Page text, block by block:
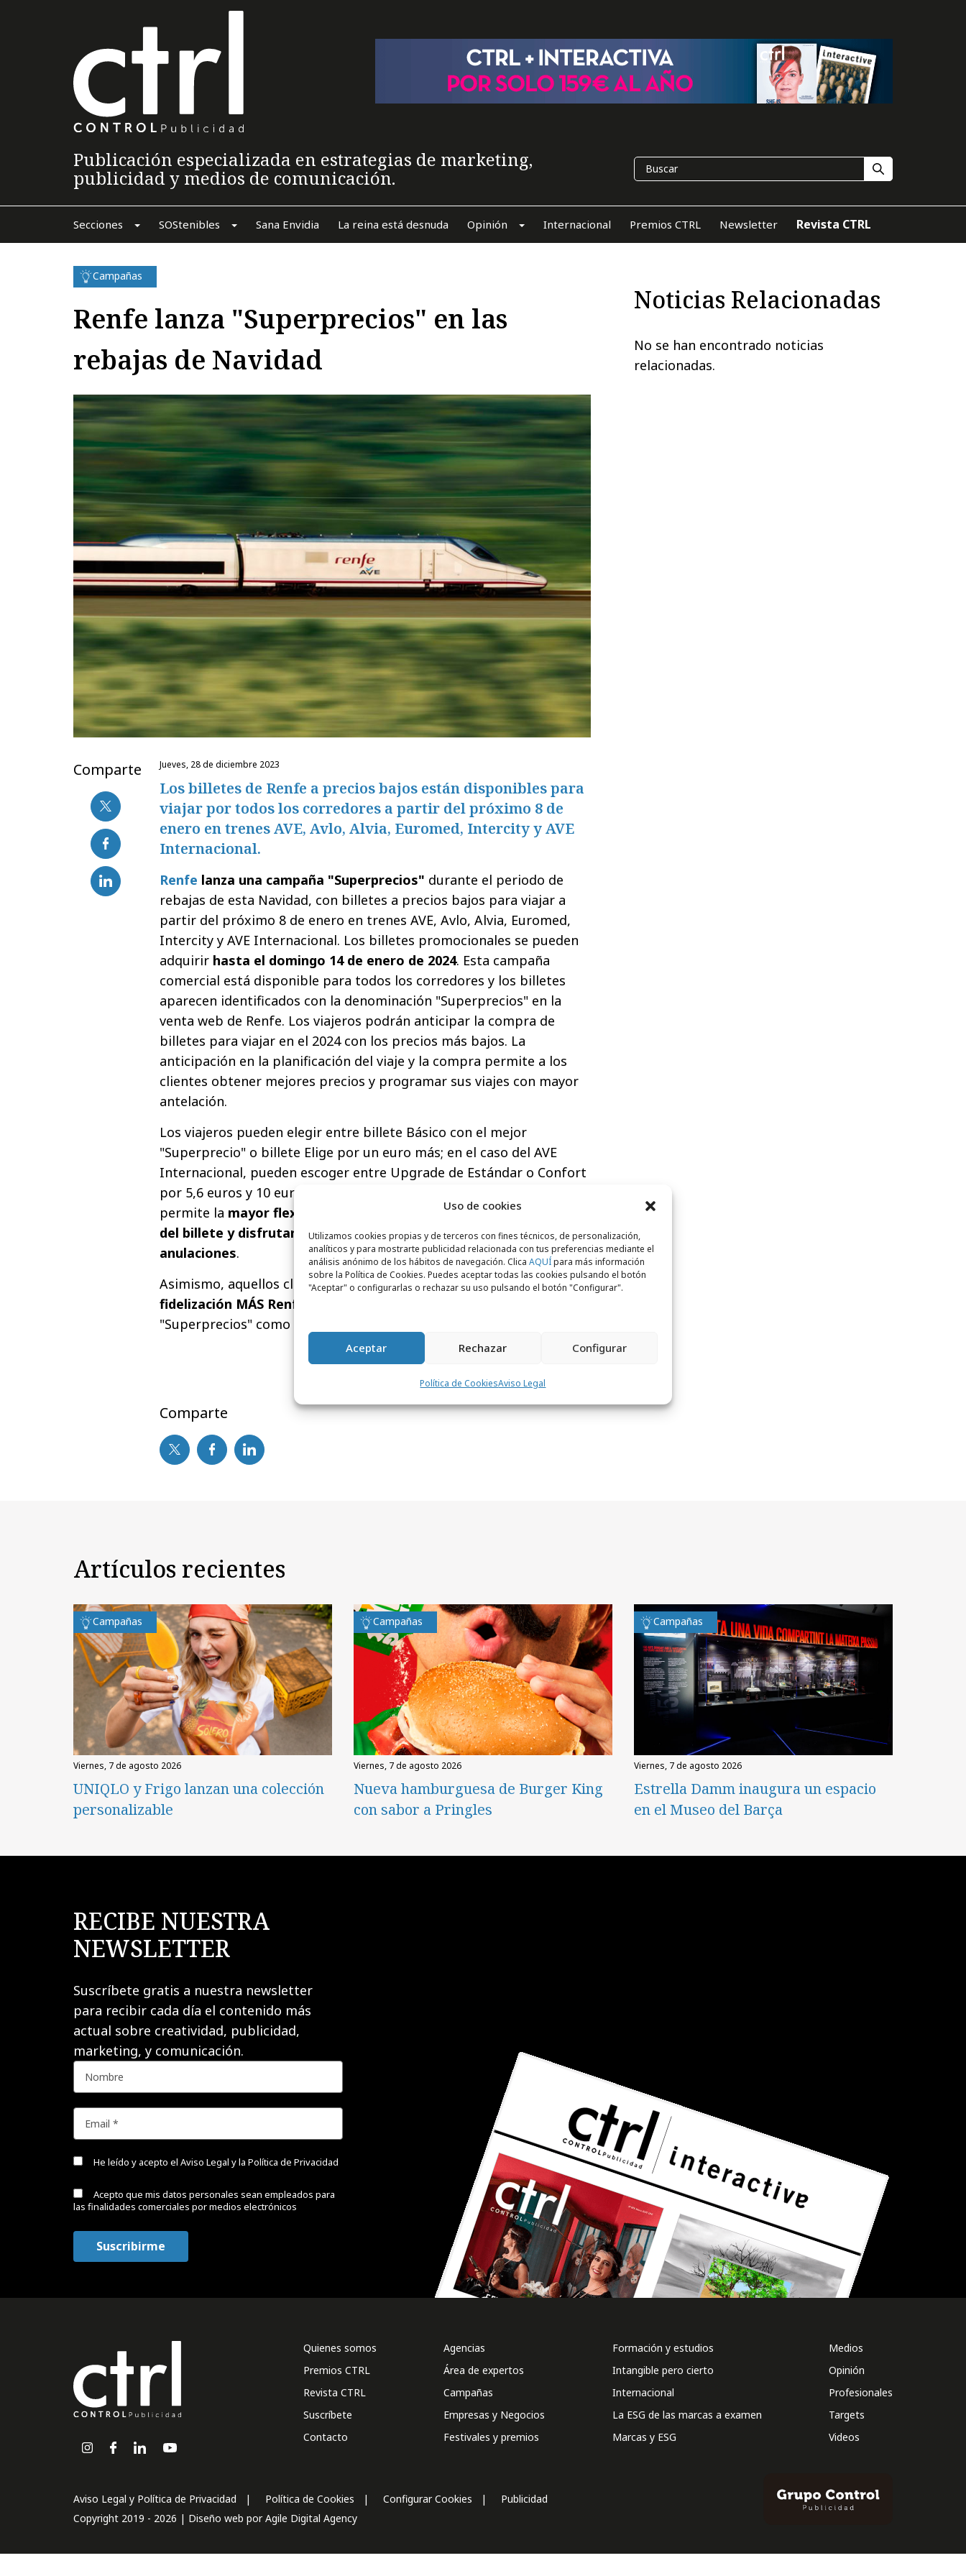
Uso de cookies
Utilizamos cookies propias y de terceros con fines técnicos, de personalización,
analíticos y para mostrarte publicidad relacionada con tus preferencias mediante el
análisis anónimo de los hábitos de navegación. Clica AQUÍpara más información
sobre la Política de Cookies. Puedes aceptar todas las cookies pulsando el botón
"Aceptar" o configurarlas o rechazar su uso pulsando el botón "Configurar".
Aceptar Rechazar Configurar
Política de CookiesAviso Legal
Publicación especializada en estrategias de marketing,
publicidad y medios de comunicación.
Secciones SOStenibles Sana Envidia La reina está desnuda Opinión Internacional Premios CTRL Newsletter Revista CTRL
Campañas
Renfe lanza "Superprecios" en las
rebajas de Navidad
Comparte jueves, 28 de diciembre 2023
Los billetes de Renfe a precios bajos están disponibles para
viajar por todos los corredores a partir del próximo 8 de
enero en trenes AVE, Avlo, Alvia, Euromed, Intercity y AVE
Internacional.
Renfe lanza una campaña "Superprecios" durante el periodo de
rebajas de esta Navidad, con billetes a precios bajos para viajar a
partir del próximo 8 de enero en trenes AVE, Avlo, Alvia, Euromed,
Intercity y AVE Internacional. Los billetes promocionales se pueden
adquirir hasta el domingo 14 de enero de 2024. Esta campaña
comercial está disponible para todos los corredores y los billetes
aparecen identificados con la denominación "Superprecios" en la
venta web de Renfe. Los viajeros podrán anticipar la compra de
billetes para viajar en el 2024 con los precios más bajos. La
anticipación en la planificación del viaje y la compra permite a los
clientes obtener mejores precios y programar sus viajes con mayor
antelación.
Los viajeros pueden elegir entre billete Básico con el mejor
"Superprecio" o billete Elige por un euro más; en el caso del AVE
Internacional, pueden escoger entre Upgrade de Estándar o Confort
por 5,6 euros y 10 euros, respectivamente. De esta manera, Renfe
permite la mayor flexibilidad para personalizar los complementos
del billete y disfrutar de todas las ventajas como cambios y
anulaciones.
Asimismo, aquellos clientes que sean miembros delprograma de
fidelización MÁS Renfe
"Superprecios" como del ahorro acumulado en puntos.
Comparte
Noticias Relacionadas
No se han encontrado noticias
relacionadas.
Artículos recientes
Campañas
viernes, 7 de agosto 2026
UNIQLO y Frigo lanzan una colección
personalizable
Campañas
viernes, 7 de agosto 2026
Nueva hamburguesa de Burger King
con sabor a Pringles
Campañas
viernes, 7 de agosto 2026
Estrella Damm inaugura un espacio
en el Museo del Barça
RECIBE NUESTRA
NEWSLETTER
Suscríbete gratis a nuestra newsletter
para recibir cada día el contenido más
actual sobre creatividad, publicidad,
marketing, y comunicación.
He leído y acepto el Aviso Legal y la Política de Privacidad
Acepto que mis datos personales sean empleados para
las finalidades comerciales por medios electrónicos
Quienes somos
Premios CTRL
Revista CTRL
Suscríbete
Contacto
Agencias
Área de expertos
Campañas
Empresas y Negocios
Festivales y premios
Formación y estudios
Intangible pero cierto
Internacional
La ESG de las marcas a examen
Marcas y ESG
Medios
Opinión
Profesionales
Targets
Videos
Aviso Legal y Política de Privacidad Política de Cookies Configurar Cookies
Publicidad
Copyright 2019 - 2026 | Diseño web porAgile Digital Agency